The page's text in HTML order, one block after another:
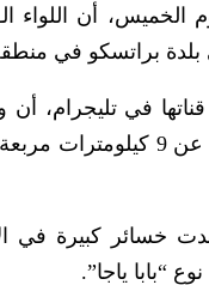
براتسكو في
في تليجرام،
“بابا ياجا”.